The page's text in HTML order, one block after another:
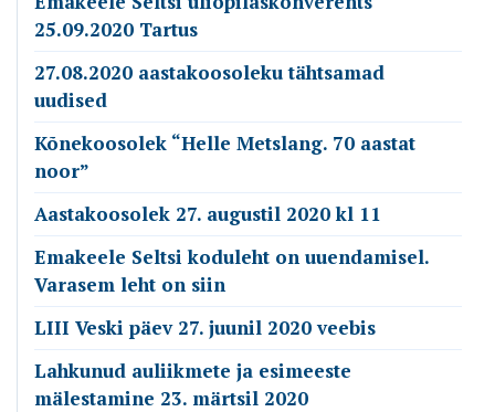
25.09.2020 Tartus
27.08.2020 aastakoosoleku tähtsamad
uudised
Kõnekoosolek “Helle Metslang. 70 aastat
noor”
Aastakoosolek 27. augustil 2020 kl 11
Emakeele Seltsi koduleht on uuendamisel.
Varasem leht on siin
LIII Veski päev 27. juunil 2020 veebis
Lahkunud auliikmete ja esimeeste
mälestamine 23. märtsil 2020